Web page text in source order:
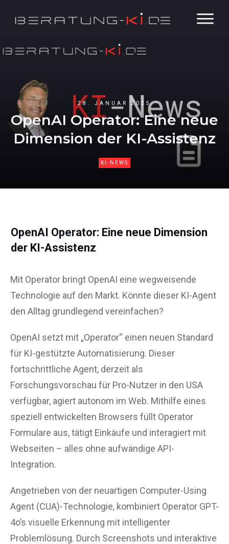
28. JANUAR 2025
OpenAI Operator: Eine neue
Dimension der KI-Assistenz
KI-NEWS
OpenAI Operator: Eine neue Dimension
der KI-Assistenz
Mit Operator bringt OpenAI eine wegweisende
Technologie auf den Markt. Könnte dieser KI-Agent
den Alltag grundlegend vereinfachen?
OpenAI setzt mit „Operator“ einen neuen Standard
für KI-gestützte Automatisierung. Dieser
fortschrittliche Agent, derzeit als
Forschungsvorschau für Pro-Nutzer in den USA
verfügbar, agiert autonom im Web. Mithilfe eines
speziell entwickelten Browsers füllt Operator
Formulare aus, tätigt Einkäufe und interagiert mit
Webseiten – alles ohne aufwändige API-
Integration.
Angetrieben von der neuartigen Computer-Using
Agent (CUA)-Technologie, kombiniert Operator GPT-
4o’s visuelle Erkennung mit intelligenter
Problemlösung. Durch Screenshots und interaktive